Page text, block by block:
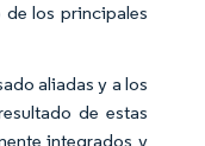
los principales
aliadas y a los
de estas
integrados y